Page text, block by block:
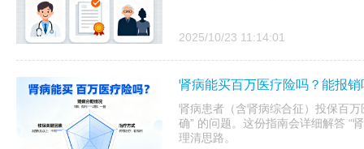
2025/10/23 11:14:01
肾病能买百万医疗险吗？能报
肾病患者（含肾病综合征）投保百万
确” 的问题。这份指南会详细解答 “
理清思路。